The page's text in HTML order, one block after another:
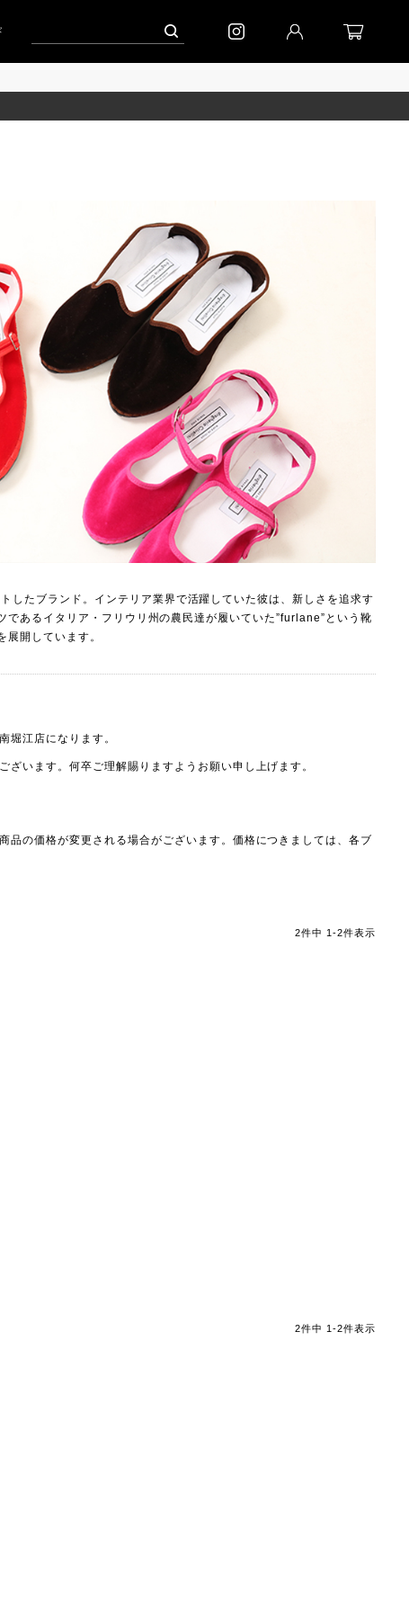
ペーン」 到着｜2026AW「マガジン」 進捗情報│「エッグジャケット新色」
ブランド。インテリア業界で活躍していた彼は、新しさを追求す
あるイタリア・フリウリ州の農民達が履いていた”furlane”という靴
開しています。
堀江店になります。
います。何卒ご理解賜りますようお願い申し上げます。
品の価格が変更される場合がございます。価格につきましては、各ブ
2件中 1-2件表示
2件中 1-2件表示